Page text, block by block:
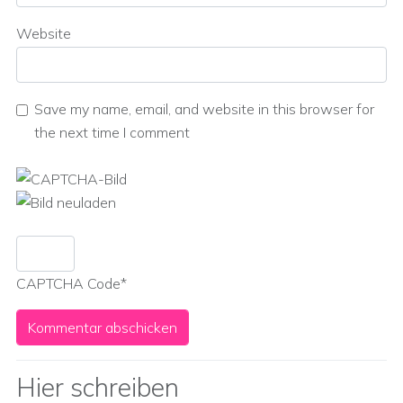
Website
Save my name, email, and website in this browser for
the next time I comment
CAPTCHA Code*
Hier schreiben